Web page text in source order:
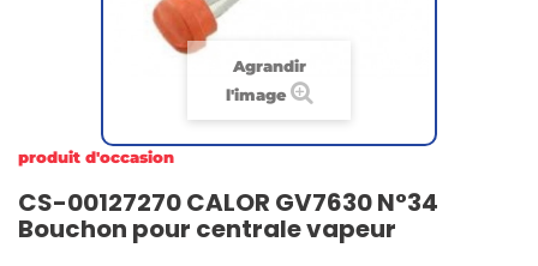
Agrandir
l'image
produit d'occasion
CS-00127270 CALOR GV7630 N°34
Bouchon pour centrale vapeur